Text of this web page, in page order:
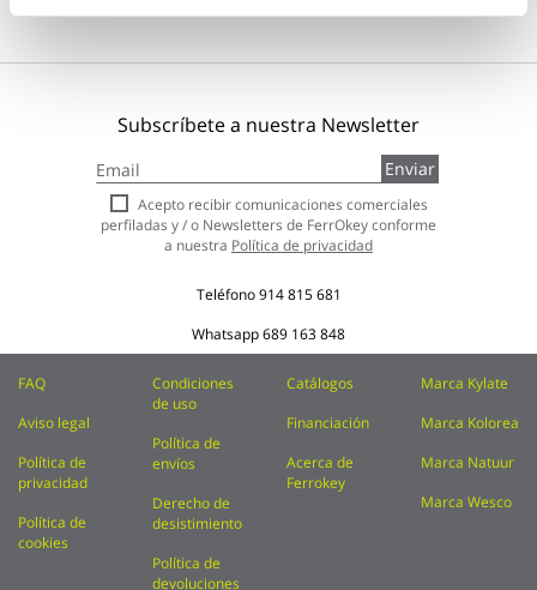
Subscríbete a nuestra Newsletter
a
nuestro
boletín
de
Enviar
Acepto recibir comunicaciones comerciales
perfiladas y / o Newsletters de FerrOkey conforme
a nuestra Política de privacidad
Teléfono914 815 681
Whatsapp689 163 848
FAQ
Aviso legal
Política de
privacidad
Política de
cookies
Condiciones
de uso
Política de
envíos
Derecho de
desistimiento
Política de
devoluciones
Catálogos
Financiación
Acerca de
Ferrokey
Marca Kylate
Marca Kolorea
Marca Natuur
Marca Wesco